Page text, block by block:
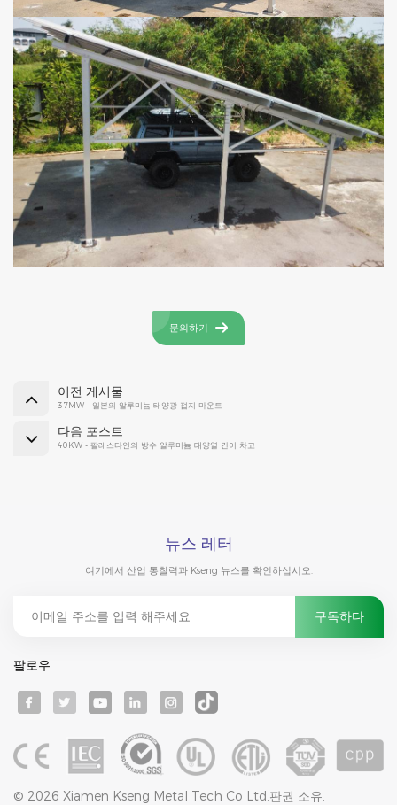
문의하기
이전 게시물
37MW - 일본의 알루미늄 태양광 접지 마운트
다음 포스트
40KW - 팔레스타인의 방수 알루미늄 태양열 간이 차고
뉴스 레터
여기에서 산업 통찰력과 Kseng 뉴스를 확인하십시오.
팔로우
© 2026 Xiamen Kseng Metal Tech Co Ltd.판권 소유.